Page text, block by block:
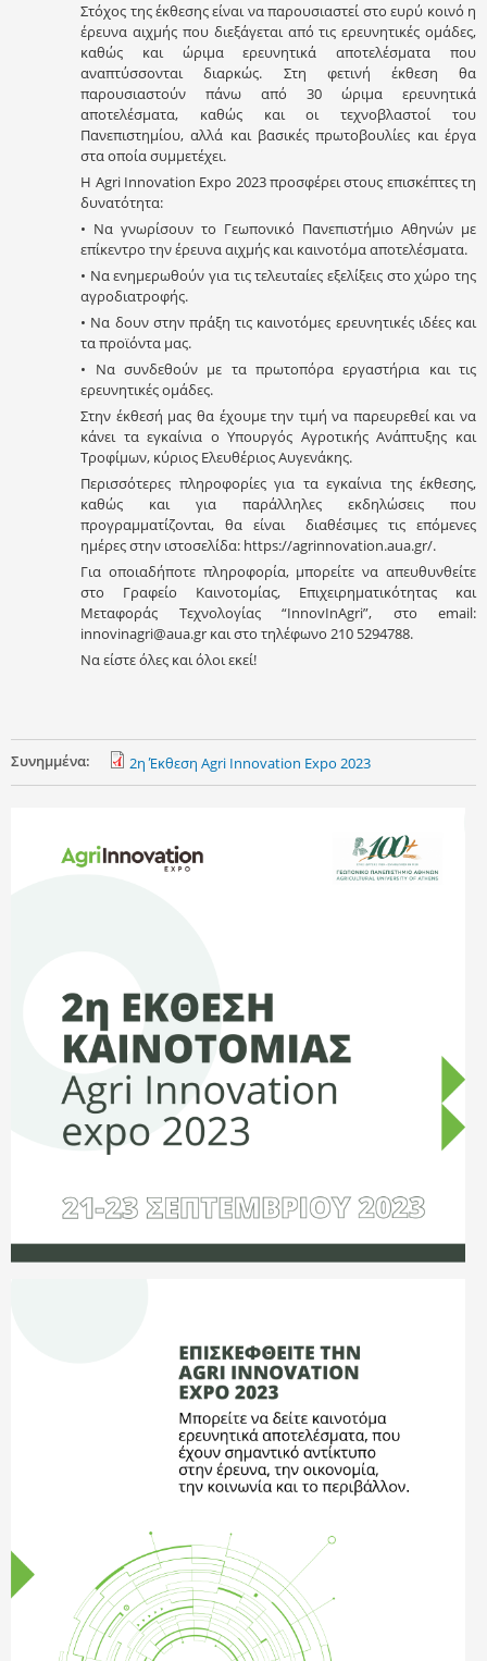
Στόχος της έκθεσης είναι να παρουσιαστεί στο ευρύ κοινό η
έρευνα αιχμής που διεξάγεται από τις ερευνητικές ομάδες,
καθώς και ώριμα ερευνητικά αποτελέσματα που
αναπτύσσονται διαρκώς. Στη φετινή έκθεση θα
παρουσιαστούν πάνω από 30 ώριμα ερευνητικά
αποτελέσματα, καθώς και οι τεχνοβλαστοί του
Πανεπιστημίου, αλλά και βασικές πρωτοβουλίες και έργα
στα οποία συμμετέχει.
Η Agri Innovation Expo 2023 προσφέρει στους επισκέπτες τη
δυνατότητα:
• Να γνωρίσουν το Γεωπονικό Πανεπιστήμιο Αθηνών με
επίκεντρο την έρευνα αιχμής και καινοτόμα αποτελέσματα.
• Να ενημερωθούν για τις τελευταίες εξελίξεις στο χώρο της
αγροδιατροφής.
• Να δουν στην πράξη τις καινοτόμες ερευνητικές ιδέες και
τα προϊόντα μας.
• Να συνδεθούν με τα πρωτοπόρα εργαστήρια και τις
ερευνητικές ομάδες.
Στην έκθεσή μας θα έχουμε την τιμή να παρευρεθεί και να
κάνει τα εγκαίνια ο Υπουργός Αγροτικής Ανάπτυξης και
Τροφίμων, κύριος Ελευθέριος Αυγενάκης.
Περισσότερες πληροφορίες για τα εγκαίνια της έκθεσης,
καθώς και για παράλληλες εκδηλώσεις που
προγραμματίζονται, θα είναι διαθέσιμες τις επόμενες
ημέρες στην ιστοσελίδα: https://agrinnovation.aua.gr/.
Για οποιαδήποτε πληροφορία, μπορείτε να απευθυνθείτε
στο Γραφείο Καινοτομίας, Επιχειρηματικότητας και
Μεταφοράς Τεχνολογίας “InnovInAgri”, στο email:
innovinagri@aua.gr και στο τηλέφωνο 210 5294788.
Να είστε όλες και όλοι εκεί!
Συνημμένα: 2η Έκθεση Agri Innovation Expo 2023